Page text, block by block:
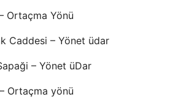
Ortaçma Yönü
Caddesi – Yönet üdar
– Yönet üDar
Ortaçma yönü